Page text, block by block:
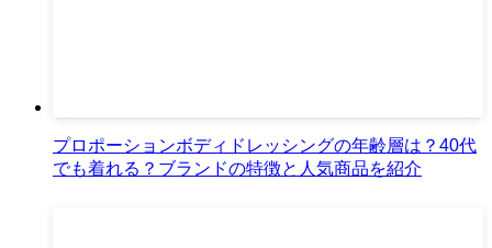
プロポーションボディドレッシングの年齢層は？40代
でも着れる？ブランドの特徴と人気商品を紹介